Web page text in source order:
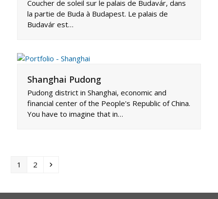
Coucher de soleil sur le palais de Budavár, dans
la partie de Buda à Budapest. Le palais de
Budavár est…
Shanghai Pudong
Pudong district in Shanghai, economic and
financial center of the People's Republic of China.
You have to imagine that in…
Page
1 Page
2 Suivant